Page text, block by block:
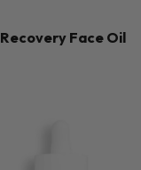
Recovery Face Oil